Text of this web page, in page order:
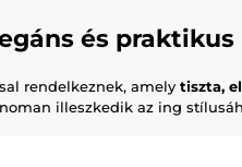
és
rendelkeznek, amely tiszta,
illeszkedik az ing